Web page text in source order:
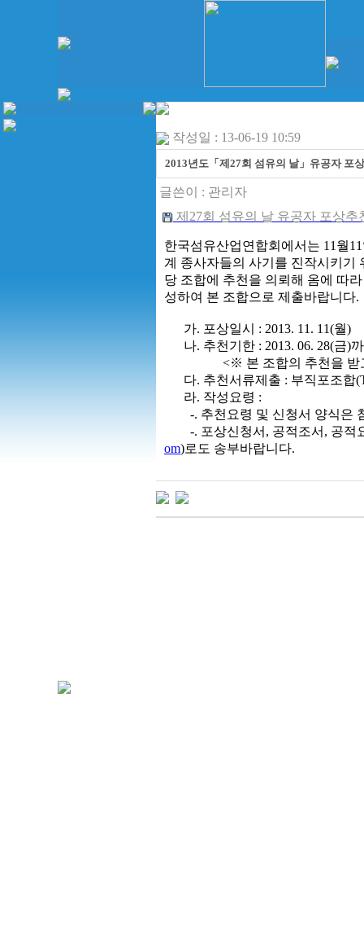
작성일 : 13-06-19 10:59
2013년도「제27회 섬유의 날」유공자 포
글쓴이 : 관리자
제27회 섬유의 날 유공자 포상추
한국섬유산업연합회에서는 11월
계 종사자들의 사기를 진작시키기
당 조합에 추천을 의뢰해 옴에 따
성하여 본 조합으로 제출바랍니다.
가. 포상일시 : 2013. 11. 11(월)
나. 추천기한 : 2013. 06. 28(금)
<※ 본 조합의 추천을 받고자
다. 추천서류제출 : 부직포조합
라. 작성요령 :
-. 추천요령 및 신청서 양식은
-. 포상신청서, 공적조서, 공적요
om)로도 송부바랍니다.